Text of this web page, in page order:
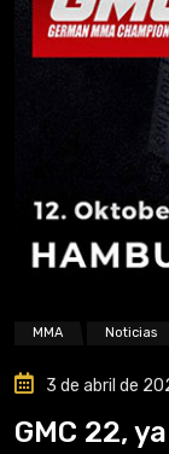
MMA Noticias
3 de abril de
GMC 22,